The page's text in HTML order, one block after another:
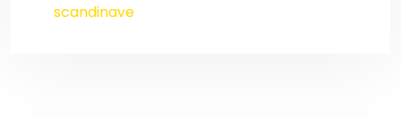
scandinave